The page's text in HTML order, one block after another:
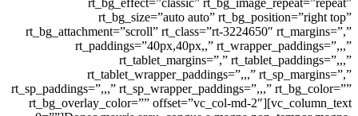
rt_bg_size=”auto auto”
rt_bg_attachment=”scroll” rt_class=”rt-3224650″
rt_paddings=”40px,40px,,”
rt_tablet_margins=”,”
rt_tablet_wrapper_paddings=”,,,”
rt_sp_paddings=”,,,” rt_sp_wrapper_paddings=”,,,”
rt_bg_overlay_color=”” offset=”vc_col-md-